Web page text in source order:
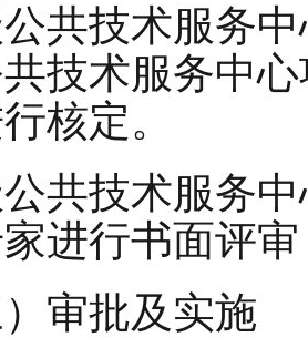
共技术服务
技术服务中
核定。
共技术服务
进行书面评
）审批及实施